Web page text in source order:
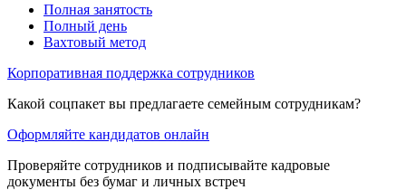
Полная занятость
Полный день
Вахтовый метод
Корпоративная поддержка сотрудников
Какой соцпакет вы предлагаете семейным сотрудникам?
Оформляйте кандидатов онлайн
Проверяйте сотрудников и подписывайте кадровые
документы без бумаг и личных встреч